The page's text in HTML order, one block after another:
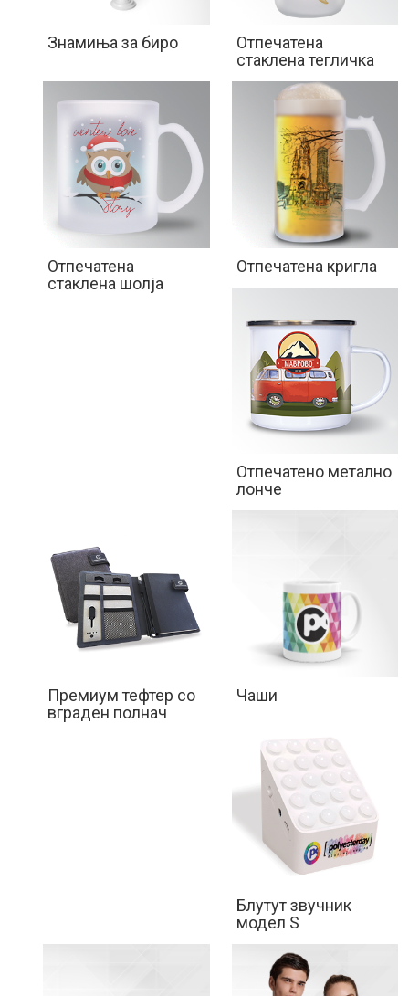
Знамиња за биро
Отпечатена
стаклена тегличка
Отпечатена
стаклена шолја
Отпечатена кригла
Отпечатенo метално
лонче
Премиум тефтер со
вграден полнач
Чаши
Блутут звучник
модел S